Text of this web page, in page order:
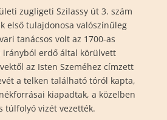
zugligeti Szilassy út 3. szám
első tulajdonosa valószínűleg
tanácsos volt az 1700-as
irányból erdő által körülvett
az Isten Szeméhez címzett
a telken található tóról kapta,
kiapadtak, a közelben
túlfolyó vizét vezették.